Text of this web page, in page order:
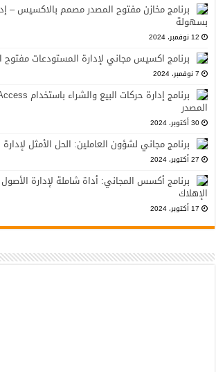
برنامج مخازن مفتوح المصدر مصمم بالاكسيس –
بسهولة
12 نوفمبر، 2024
برنامج اكسيس مجاني لإدارة المستودعات مفتوح
7 نوفمبر، 2024
المصدر
30 أكتوبر، 2024
برنامج مجاني لشؤون العاملين: الحل الأمثل لإدارة
27 أكتوبر، 2024
برنامج أكسس المجاني: أداة شاملة لإدارة
الإهلاك
17 أكتوبر، 2024